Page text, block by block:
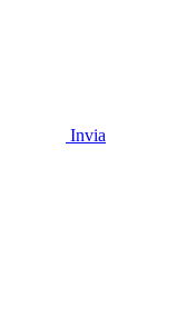
Invia